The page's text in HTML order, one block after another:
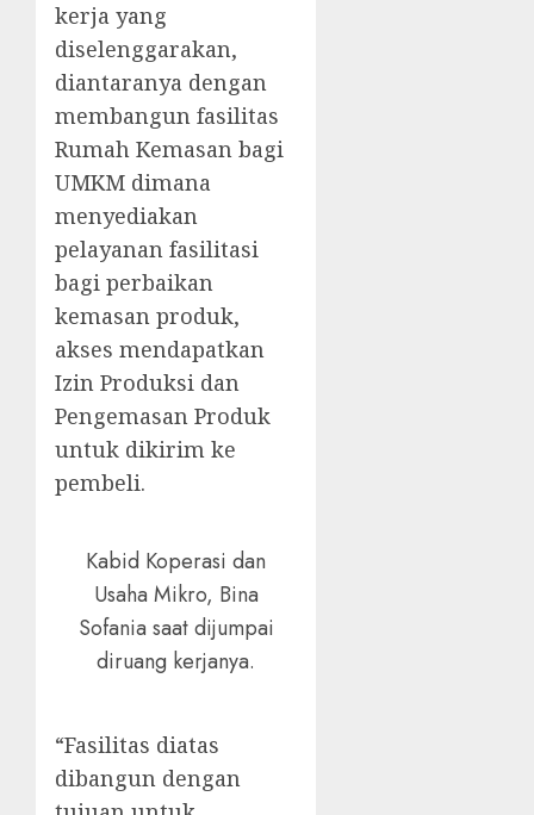
kerja yang
diselenggarakan,
diantaranya dengan
membangun fasilitas
Rumah Kemasan bagi
UMKM dimana
menyediakan
pelayanan fasilitasi
bagi perbaikan
kemasan produk,
akses mendapatkan
Izin Produksi dan
Pengemasan Produk
untuk dikirim ke
pembeli.
Kabid Koperasi dan
Usaha Mikro, Bina
Sofania saat dijumpai
diruang kerjanya.
“Fasilitas diatas
dibangun dengan